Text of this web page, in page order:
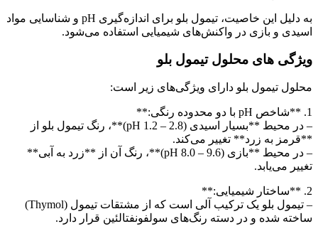
به دلیل این خاصیت، تیمول بلو برای اندازه‌گیری pH و شناسایی مواد
اسیدی و بازی در واکنش‌های شیمیایی استفاده می‌شود.
ویژگی های محلول تیمول بلو
محلول تیمول بلو دارای ویژگی‌های زیر است:
1. **شاخص pH با دو محدوده رنگی:**
– در محیط **بسیار اسیدی (pH 1.2 – 2.8)**، رنگ تیمول بلو از
**قرمز به زرد** تغییر می‌کند.
– در محیط **بازی (pH 8.0 – 9.6)**، رنگ آن از **زرد به آبی**
تغییر می‌یابد.
2. **ساختار شیمیایی:**
– تیمول بلو یک ترکیب آلی است که از مشتقات تیمول (Thymol)
ساخته شده و در دسته رنگ‌های سولفونفتالئین قرار دارد.